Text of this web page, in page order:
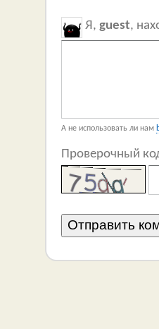
Я, guest,
А не использовать ли нам
Проверочный